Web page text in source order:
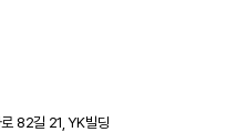
82길 21, YK빌딩